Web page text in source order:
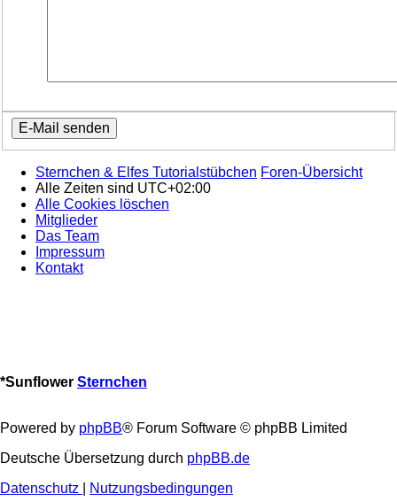
Sternchen & Elfes Tutorialstübchen Foren-Übersicht
Alle Zeiten sind UTC+02:00
Alle Cookies löschen
Mitglieder
Das Team
Impressum
Kontakt
*Sunflower Sternchen
Powered by phpBB® Forum Software © phpBB Limited
Deutsche Übersetzung durch phpBB.de
Datenschutz
Nutzungsbedingungen